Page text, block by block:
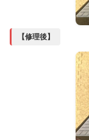
【修理後】